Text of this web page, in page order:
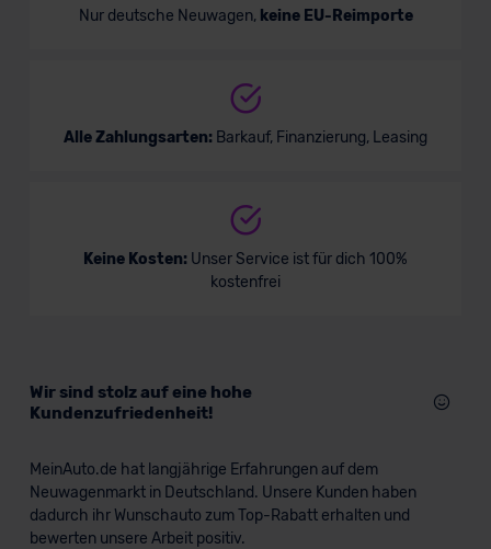
Nur deutsche Neuwagen, keine EU-Reimporte
Alle Zahlungsarten: Barkauf, Finanzierung, Leasing
Keine Kosten: Unser Service ist für dich 100%
kostenfrei
Wir sind stolz auf eine hohe
Kundenzufriedenheit!
MeinAuto.de hat langjährige Erfahrungen auf dem
Neuwagenmarkt in Deutschland. Unsere Kunden haben
dadurch ihr Wunschauto zum Top-Rabatt erhalten und
bewerten unsere Arbeit positiv.